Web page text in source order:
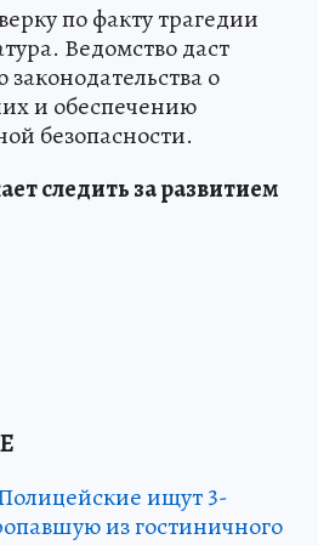
по факту трагедии
Ведомство даст
о
и обеспечению
безопасности.
следить за развитием
ищут 3-
из гостиничного